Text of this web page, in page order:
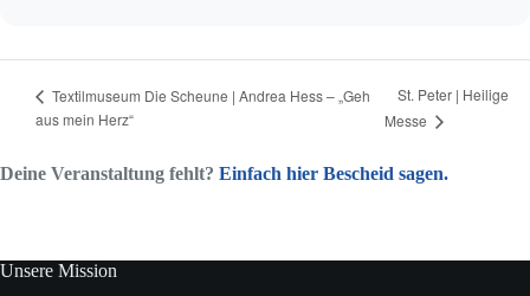
Textilmuseum Die Scheune | Andrea Hess – „Geh
aus mein Herz“
St. Peter | Heilige
Messe
Deine Veranstaltung fehlt? Einfach hier Bescheid sagen.
Unsere Mission